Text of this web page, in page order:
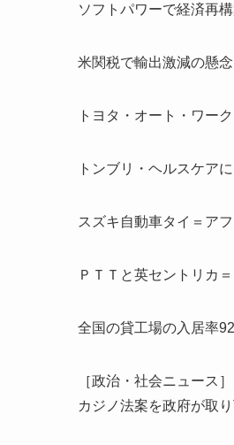
ソフトパワーで経済再
米関税で輸出激減の懸
トヨタ・オート・ワー
トンブリ・ヘルスケア
スズキ自動車タイ＝ア
ＰＴＴと英セントリカ
全国の貸工場の入居率
［政治・社会ニュース］
カジノ法案を政府が取